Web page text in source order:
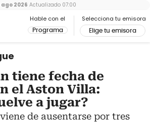
Hable con el
Programa
Selecciona tu emisora
Elige tu emisora
ago 2026 Actualizado 07:00
tiene fecha de
el Aston Villa:
a jugar?
de ausentarse por tres